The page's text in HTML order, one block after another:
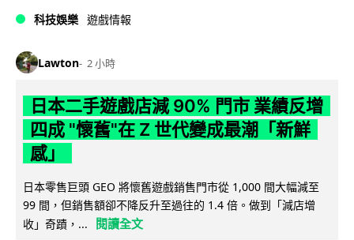
科技娛樂 遊戲情報
Lawton 2 小時
日本二手遊戲店減 90% 門市 業績反增
四成 "懷舊"在 Z 世代變成最潮「新鮮
感」
日本零售巨頭 GEO 將懷舊遊戲銷售門市從 1,000 間大幅減至
99 間，但銷售額卻不降反升至過往的 1.4 倍。做到「減店增
收」奇蹟，...
閱讀全文